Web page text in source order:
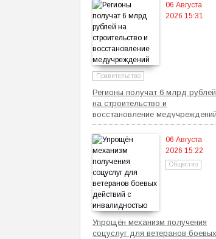
06 Августа
2026 15:31
Правительство
Регионы получат 6 млрд рублей
на строительство и
восстановление
06 Августа
2026 15:22
Общество
Упрощён механизм получения
соцуслуг для ветеранов боевых